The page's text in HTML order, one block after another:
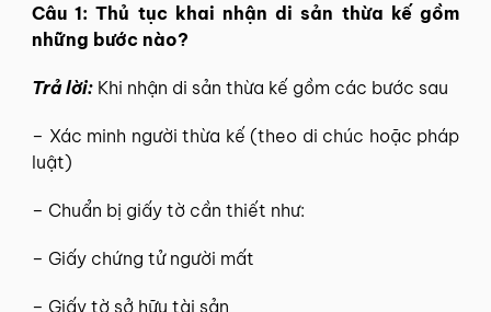
Câu 1: Thủ tục khai nhận di sản thừa kế gồm
những bước nào?
Trả lời: Khi nhận di sản thừa kế gồm các bước sau
– Xác minh người thừa kế (theo di chúc hoặc pháp
luật)
– Chuẩn bị giấy tờ cần thiết như:
– Giấy chứng tử người mất
– Giấy tờ sở hữu tài sản